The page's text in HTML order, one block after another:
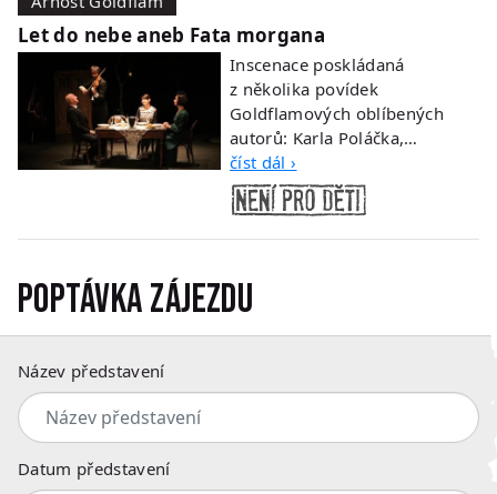
Let do nebe aneb Fata morgana
Inscenace poskládaná
z několika povídek
Goldflamových oblíbených
autorů: Karla Poláčka,…
číst dál ›
Poptávka zájezdu
Název představení
Datum představení